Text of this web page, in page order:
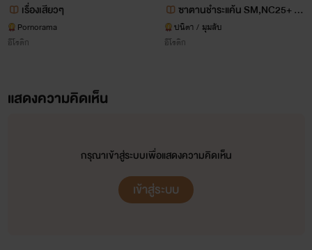
เรื่องเสียวๆ
Pornorama
อีโรติก
ซาตานชำระแค้น SM,NC25+ (จ
บ)
ปนิตา / มุมลับ
อีโรติก
แสดงความคิดเห็น
กรุณาเข้าสู่ระบบเพื่อแสดงความคิดเห็น
เข้าสู่ระบบ